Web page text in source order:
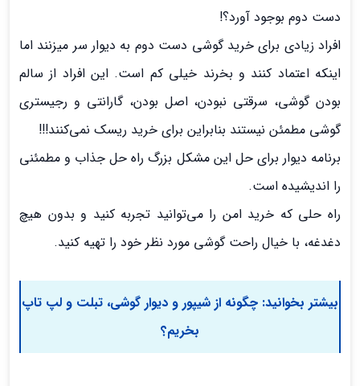
دست دوم بوجود آورد؟!
افراد زیادی برای خرید گوشی دست دوم به دیوار سر میزنند اما
اینکه اعتماد کنند و بخرند خیلی کم است. این افراد از سالم
بودن گوشی، سرقتی نبودن، اصل بودن، گارانتی و رجیستری
گوشی مطمئن نیستند بنابراین برای خرید ریسک نمی‌کنند!!!
برنامه دیوار برای حل این مشکل بزرگ راه حل جذاب و مطمئنی
را اندیشیده است.
راه حلی که خرید امن را می‌توانید تجربه کنید و بدون هیچ
دغدغه، با خیال راحت گوشی مورد نظر خود را تهیه کنید.
بیشتر بخوانید: چگونه از شیپور و دیوار گوشی، تبلت و لپ تاپ
بخریم؟